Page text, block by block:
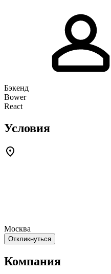
Бэкенд
Bower
React
Условия
Москва
Откликнуться
Компания